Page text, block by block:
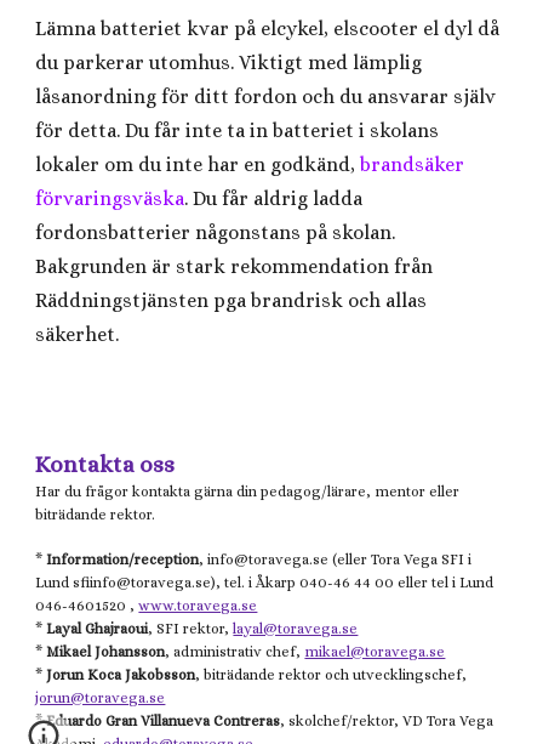
Lämna batteriet kvar på elcykel, elscooter el dyl då
du parkerar utomhus. Viktigt med lämplig
låsanordning för ditt fordon och du ansvarar själv
för detta. Du får inte ta in batteriet i skolans
lokaler om du inte har en godkänd,brandsäker
förvaringsväska. Du får aldrig ladda
fordonsbatterier någonstans på skolan.
Bakgrunden är stark rekommendation från
Räddningstjänsten pga brandrisk och allas
säkerhet.
Kontakta oss
Har du frågor kontakta gärna din pedagog/lärare, mentor eller
biträdande rektor.
*Information/reception, info@toravega.se (ellerTora Vega SFI i
Lundsfiinfo@toravega.se), tel. i Åkarp 040-46 44 00 eller tel i Lund
046-4601520 , www.toravega.se
*Layal Ghajraoui, SFI rektor,layal@toravega.se
*Mikael Johansson, administrativ chef, mikael@toravega.se
*Jorun Koca Jakobsson, biträdande rektor och utvecklingschef,
jorun@toravega.se
*Eduardo Gran Villanueva Contreras, skolchef/rektor, VD Tora Vega